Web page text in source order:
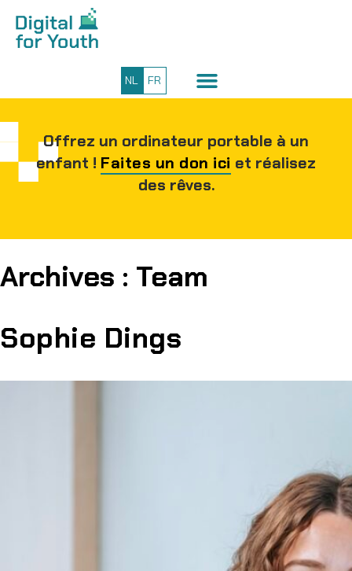
NL FR
Offrez un ordinateur portable à un
enfant ! Faites un don ici et réalisez
des rêves.
Archives : Team
Sophie Dings